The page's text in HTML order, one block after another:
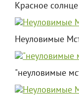
Красное
Неуловимые
"неуловимые